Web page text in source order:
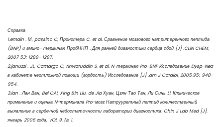
Справка
1.emdin . М, passino C, Пронотера C, et al. Сравнение мозгового натритеренного пептида
(BNP) и амино- терминал ПробННП . Для ранней диагностики сердца сбой [J] .CLIN CHEM,
2007 53: 1289- 1297.
2.januzzi . JL, Camargo C, Anwaruddin S, et al. N-терминал Pro-BNP Исследование Dysp-Nea
в кабинете неотложной помощи (гордость) Исследование [J] .am J Cardiol, 2005,95: 948-
954.
3.lan . Лан Ван, Bei CAI, Xing Bin Liu, de Jia Хуан, Цзян Тао Тан, Ли Синь Li. Клиническое
применение и оценка N-терминала Pro-мозг Натрууретный пептид количественный
выявление в сердечной недостаточности лаборатории диагностика. Chin J Lab Med [J],
январь 2006 года, VOL 9, № 1.